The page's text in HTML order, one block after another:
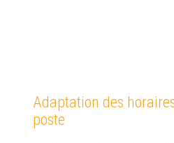
Adaptation des
poste